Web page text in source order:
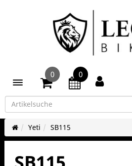
Toggle navigation
0 0
Yeti SB115